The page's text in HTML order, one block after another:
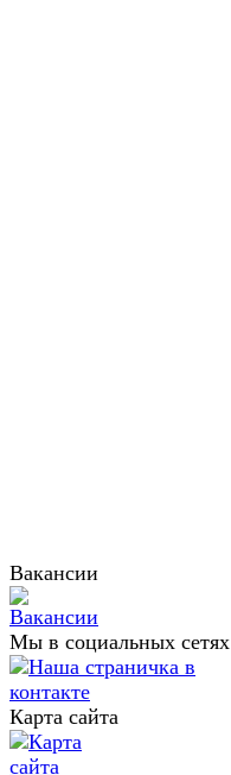
Вакансии
Мы в социальных сетях
Карта сайта